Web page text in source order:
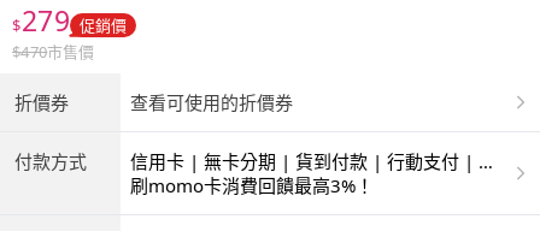
$279 促銷價
$470市售價
折價券 查看可使用的折價券
付款方式
信用卡 | 無卡分期 | 貨到付款 | 行動支付 | 超
商付款 | ATM | 銀聯卡
刷momo卡消費回饋最高3%！